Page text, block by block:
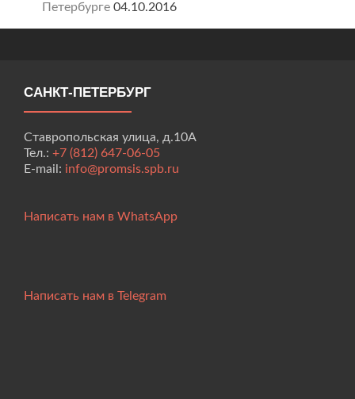
Петербурге 04.10.2016
САНКТ-ПЕТЕРБУРГ
Ставропольская улица, д.10А
Тел.: +7 (812) 647-06-05
E-mail: info@promsis.spb.ru
Написать нам в WhatsApp
Написать нам в Telegram